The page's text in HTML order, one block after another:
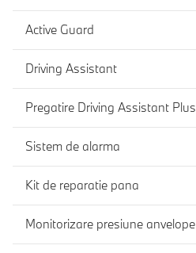
Active Guard
Driving Assistant
Pregatire Driving Assistant Plus
Sistem de alarma
Kit de reparatie pana
Monitorizare presiune anvelope